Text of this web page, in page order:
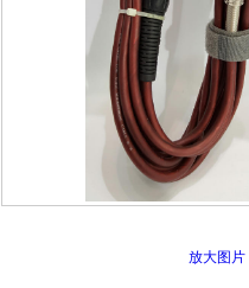
放大图片